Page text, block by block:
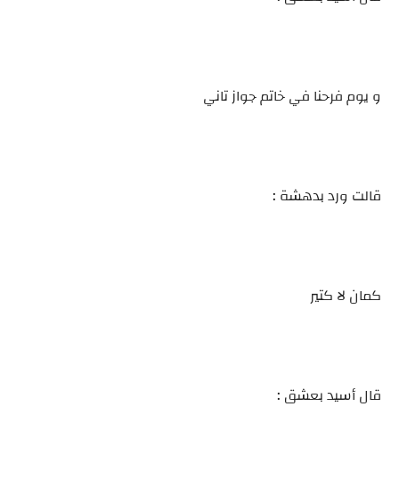
و يوم فرحنا في خاتم جواز تاني
قالت ورد بدهشة :
كمان لا كتير
قال أسيد بعشق :